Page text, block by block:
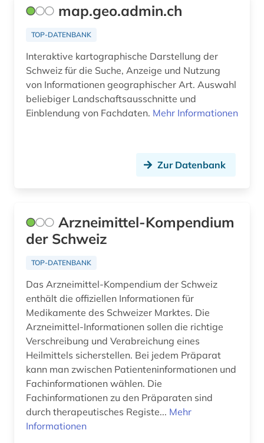
südosteuropa (1)
südtirol (1)
tabellen (1)
tagebuch (1)
tageszeitung (2)
telekommunikation (1)
tiere (1)
tunnel (1)
tunnelbau (1)
umwelt (1)
umweltbelastung (1)
map.geo.admin.ch
TOP-DATENBANK
Interaktive kartographische Darstellung der
Schweiz für die Suche, Anzeige und Nutzung
von Informationen geographischer Art. Auswahl
beliebiger Landschaftsausschnitte und
Einblendung von Fachdaten. Mehr Informationen
Zur Datenbank
Arzneimittel-Kompendium
der Schweiz
TOP-DATENBANK
Das Arzneimittel-Kompendium der Schweiz
enthält die offiziellen Informationen für
Medikamente des Schweizer Marktes. Die
Arzneimittel-Informationen sollen die richtige
Verschreibung und Verabreichung eines
Heilmittels sicherstellen. Bei jedem Präparat
kann man zwischen Patienteninformationen und
Fachinformationen wählen. Die
Fachinformationen zu den Präparaten sind
durch therapeutisches Registe... Mehr
Informationen